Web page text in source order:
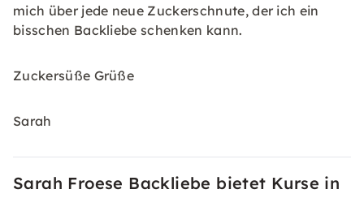
mich über jede neue Zuckerschnute, der ich ein
bisschen Backliebe schenken kann.
Zuckersüße Grüße
Sarah
Sarah Froese Backliebe bietet Kurse in